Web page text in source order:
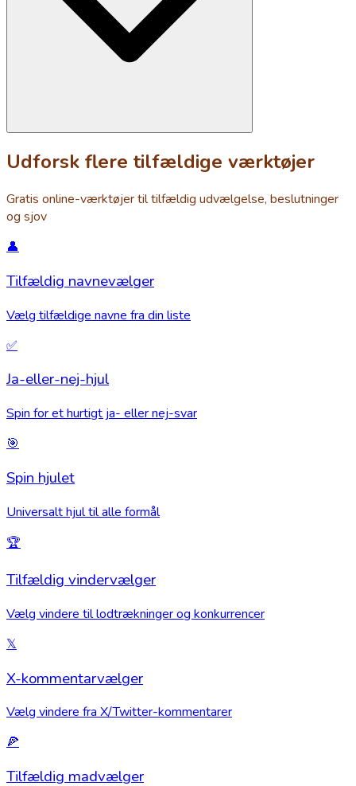
Udforsk flere tilfældige værktøjer
Gratis online-værktøjer til tilfældig udvælgelse, beslutninger
og sjov
👤
Tilfældig navnevælger
Vælg tilfældige navne fra din liste
✅
Ja-eller-nej-hjul
Spin for et hurtigt ja- eller nej-svar
🎯
Spin hjulet
Universalt hjul til alle formål
🏆
Tilfældig vindervælger
Vælg vindere til lodtrækninger og konkurrencer
𝕏
X-kommentarvælger
Vælg vindere fra X/Twitter-kommentarer
🍕
Tilfældig madvælger